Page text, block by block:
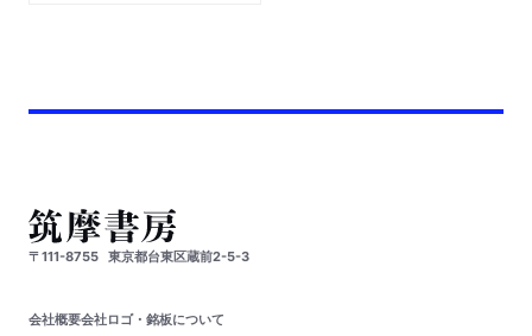
〒111-8755 東京都台東区蔵前2-5-3
会社概要会社ロゴ・銘板について